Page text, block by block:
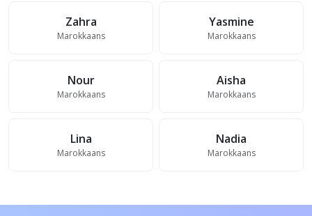
Zahra
Marokkaans
Yasmine
Marokkaans
Nour
Marokkaans
Aisha
Marokkaans
Lina
Marokkaans
Nadia
Marokkaans